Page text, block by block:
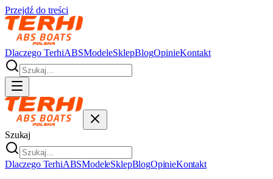
Przejdź do treści
Dlaczego TerhiABSModeleSklepBlogOpinieKontakt
Szukaj
Dlaczego TerhiABSModeleSklepBlogOpinieKontakt